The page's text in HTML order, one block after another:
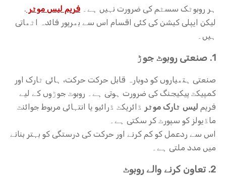
ہر روبوٹک سسٹم کی ضرورت نہیں ہے۔ فریم لیس موٹر .
لیکن ایپلی کیشن کی کئی اقسام اس سے بھرپور فائدہ اٹھاتی
ہیں۔
1. صنعتی روبوٹ جوڑ
صنعتی ہتھیاروں کو دوبارہ قابل حرکت حرکت، ہائی ٹارک اور
کمپیکٹ پیکیجنگ کی ضرورت ہوتی ہے۔ روبوٹ جوڑوں کے لیے
فریم لیس ٹارک موٹر ڈائریکٹ ڈرائیو یا انتہائی مربوط جوائنٹ
ماڈیولز کو سپورٹ کر سکتی ہے۔
اس سے ردعمل کو کم کرنے اور حرکت کی درستگی کو بہتر بنانے
میں مدد ملتی ہے۔
2. تعاون کرنے والے روبوٹ